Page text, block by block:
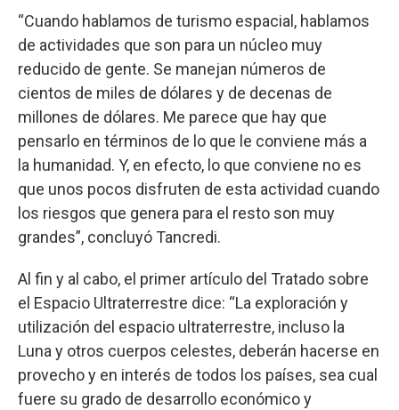
“Cuando hablamos de turismo espacial, hablamos
de actividades que son para un núcleo muy
reducido de gente. Se manejan números de
cientos de miles de dólares y de decenas de
millones de dólares. Me parece que hay que
pensarlo en términos de lo que le conviene más a
la humanidad. Y, en efecto, lo que conviene no es
que unos pocos disfruten de esta actividad cuando
los riesgos que genera para el resto son muy
grandes”, concluyó Tancredi.
Al fin y al cabo, el primer artículo del Tratado sobre
el Espacio Ultraterrestre dice: “La exploración y
utilización del espacio ultraterrestre, incluso la
Luna y otros cuerpos celestes, deberán hacerse en
provecho y en interés de todos los países, sea cual
fuere su grado de desarrollo económico y